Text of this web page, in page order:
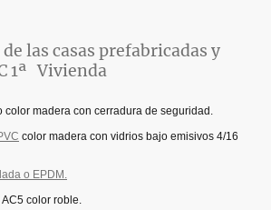
las casas prefabricadas y
1ª Vivienda
color madera con cerradura de seguridad.
color madera con vidrios bajo emisivos 4/16
o EPDM.
color roble.